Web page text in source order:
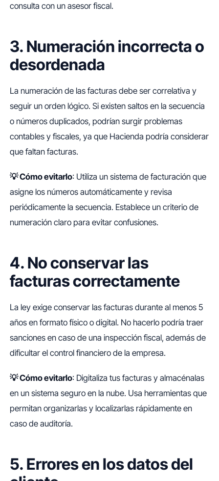
consulta con un asesor fiscal.
3. Numeración incorrecta o
desordenada
La numeración de las facturas debe ser correlativa y
seguir un orden lógico. Si existen saltos en la secuencia
o números duplicados, podrían surgir problemas
contables y fiscales, ya que Hacienda podría considerar
que faltan facturas.
💡Cómo evitarlo: Utiliza un sistema de facturación que
asigne los números automáticamente y revisa
periódicamente la secuencia. Establece un criterio de
numeración claro para evitar confusiones.
4. No conservar las
facturas correctamente
La ley exige conservar las facturas durante al menos 5
años en formato físico o digital. No hacerlo podría traer
sanciones en caso de una inspección fiscal, además de
dificultar el control financiero de la empresa.
💡Cómo evitarlo: Digitaliza tus facturas y almacénalas
en un sistema seguro en la nube. Usa herramientas que
permitan organizarlas y localizarlas rápidamente en
caso de auditoría.
5. Errores en los datos del